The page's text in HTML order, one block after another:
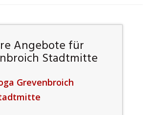
Angebote für
Stadtmitte
Grevenbroich